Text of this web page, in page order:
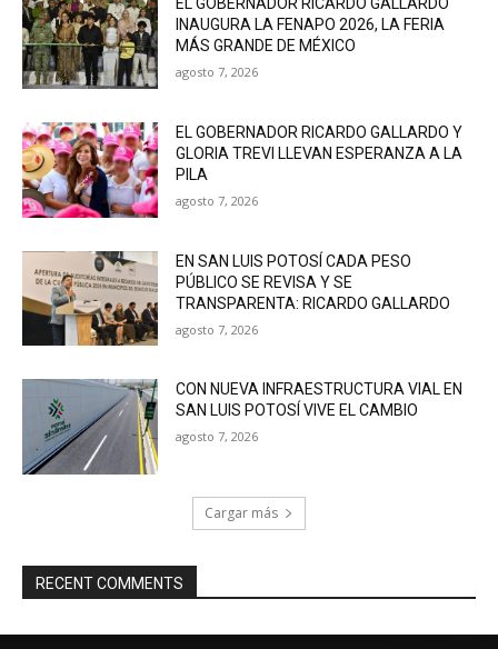
EL GOBERNADOR RICARDO GALLARDO
INAUGURA LA FENAPO 2026, LA FERIA
MÁS GRANDE DE MÉXICO
agosto 7, 2026
EL GOBERNADOR RICARDO GALLARDO Y
GLORIA TREVI LLEVAN ESPERANZA A LA
PILA
agosto 7, 2026
EN SAN LUIS POTOSÍ CADA PESO
PÚBLICO SE REVISA Y SE
TRANSPARENTA: RICARDO GALLARDO
agosto 7, 2026
CON NUEVA INFRAESTRUCTURA VIAL EN
SAN LUIS POTOSÍ VIVE EL CAMBIO
agosto 7, 2026
Cargar más
RECENT COMMENTS